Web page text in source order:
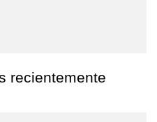
recientemente